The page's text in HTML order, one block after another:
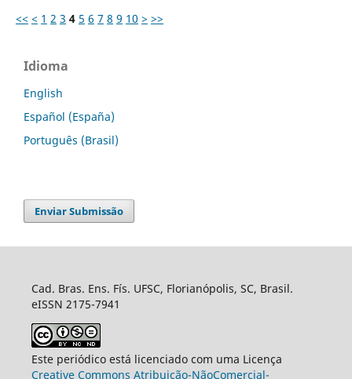
<< < 1 2 3 4 5 6 7 8 9 10 > >>
Idioma
English
Español (España)
Português (Brasil)
Enviar Submissão
Cad. Bras. Ens. Fís. UFSC, Florianópolis, SC, Brasil.
eISSN 2175-7941
Este periódico está licenciado com uma Licença
Creative Commons Atribuição-NãoComercial-